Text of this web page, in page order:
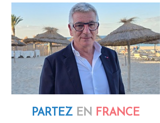
PARTEZ EN FRANCE